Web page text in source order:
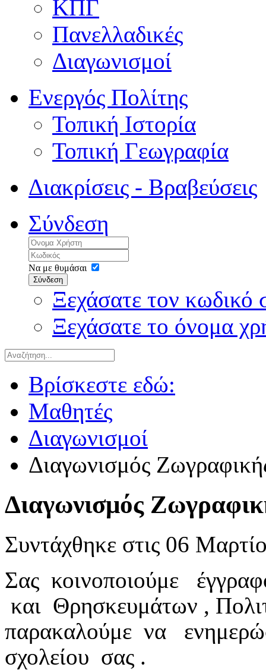
ΚΠΓ
Πανελλαδικές
Διαγωνισμοί
Ενεργός Πολίτης
Τοπική Ιστορία
Τοπική Γεωγραφία
Διακρίσεις - Βραβεύσεις
Σύνδεση
Να με θυμάσαι
Σύνδεση
Ξεχάσατε τον κωδικό
Ξεχάσατε το όνομα
Βρίσκεστε εδώ:
Μαθητές
Διαγωνισμοί
Διαγωνισμός
Διαγωνισμός
Συντάχθηκε στις 06
Σας κοινοποιούμε
και Θρησκευμάτων ,
παρακαλούμε να
σχολείου σας .